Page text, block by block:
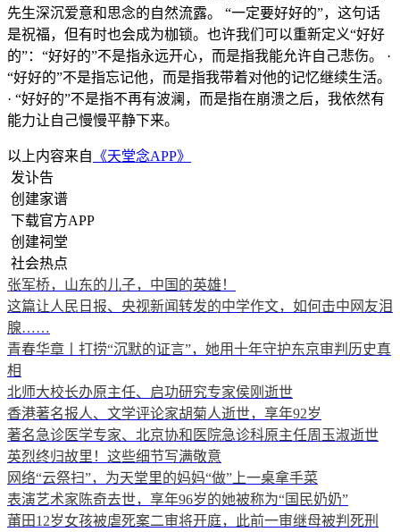
先生深沉爱意和思念的自然流露。 “一定要好好的”，这句话
是祝福，但有时也会成为枷锁。也许我们可以重新定义“好好
的”：“好好的”不是指永远开心，而是指我能允许自己悲伤。 ·
“好好的”不是指忘记他，而是指我带着对他的记忆继续生活。
· “好好的”不是指不再有波澜，而是指在崩溃之后，我依然有
能力让自己慢慢平静下来。
以上内容来自 《天堂念APP》
发讣告
创建家谱
下载官方APP
创建祠堂
社会热点
张军桥，山东的儿子，中国的英雄！
这篇让人民日报、央视新闻转发的中学作文，如何击中网友泪
腺……
青春华章丨打捞“沉默的证言”，她用十年守护东京审判历史真
相
北师大校长办原主任、启功研究专家侯刚逝世
香港著名报人、文学评论家胡菊人逝世，享年92岁
著名急诊医学专家、北京协和医院急诊科原主任周玉淑逝世
英烈终归故里！这些细节写满敬意
网络“云祭扫”，为天堂里的妈妈“做”上一桌拿手菜
表演艺术家陈奇去世，享年96岁的她被称为“国民奶奶”
莆田12岁女孩被虐死案二审将开庭，此前一审继母被判死刑